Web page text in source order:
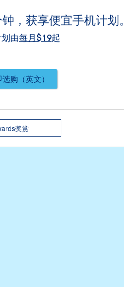
，获享便宜手机计划。
由每月$19起
购（英文）
奖赏